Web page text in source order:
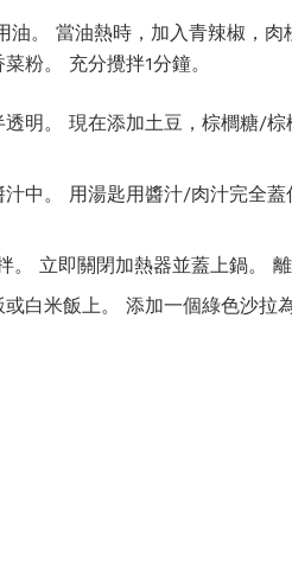
油。 當油熱時，加入青辣椒，
粉。 充分攪拌1分鐘。
明。 現在添加土豆，棕櫚糖/棕
中。 用湯匙用醬汁/肉汁完全
立即關閉加熱器並蓋上鍋。 離
白米飯上。 添加一個綠色沙拉